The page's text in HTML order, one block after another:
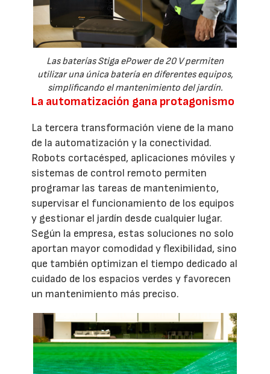
Las baterías Stiga ePower de 20 V permiten
utilizar una única batería en diferentes equipos,
simplificando el mantenimiento del jardín.
La automatización gana protagonismo
La tercera transformación viene de la mano
de la automatización y la conectividad.
Robots cortacésped, aplicaciones móviles y
sistemas de control remoto permiten
programar las tareas de mantenimiento,
supervisar el funcionamiento de los equipos
y gestionar el jardín desde cualquier lugar.
Según la empresa, estas soluciones no solo
aportan mayor comodidad y flexibilidad, sino
que también optimizan el tiempo dedicado al
cuidado de los espacios verdes y favorecen
un mantenimiento más preciso.